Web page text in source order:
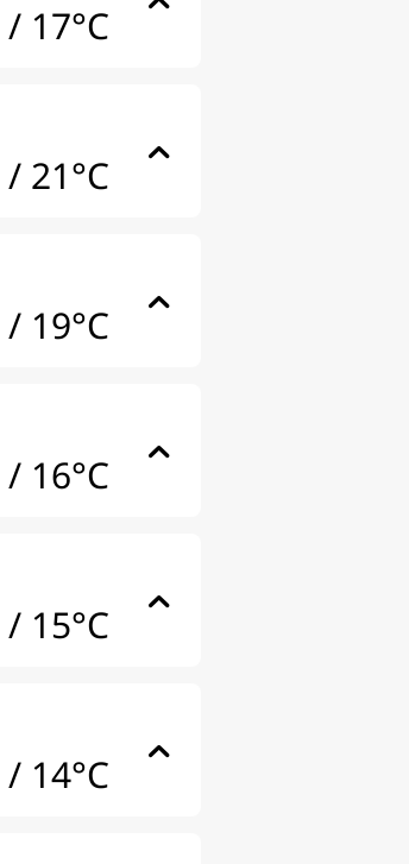
/ 17°C
/ 21°C
/ 19°C
/ 16°C
/ 15°C
/ 14°C